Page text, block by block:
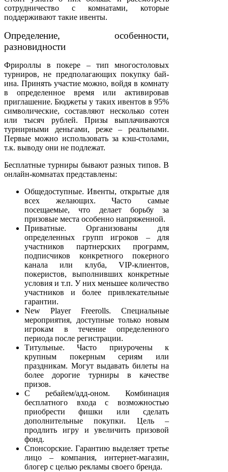
сотрудничество с комнатами, которые
поддерживают такие ивенты.
Определение, особенности,
разновидности
Фрироллы в покере – тип многостоловых
турниров, не предполагающих покупку бай-
ина. Принять участие можно, войдя в комнату
в определенное время или активировав
приглашение. Бюджеты у таких ивентов в 95%
символические, составляют несколько сотен
или тысяч рублей. Призы выплачиваются
турнирными деньгами, реже – реальными.
Первые можно использовать за кэш-столами,
т.к. выводу они не подлежат.
Бесплатные турниры бывают разных типов. В
онлайн-комнатах представлены:
Общедоступные. Ивенты, открытые для
всех желающих. Часто самые
посещаемые, что делает борьбу за
призовые места особенно напряженной.
Приватные. Организованы для
определенных групп игроков – для
участников партнерских программ,
подписчиков конкретного покерного
канала или клуба, VIP-клиентов,
покеристов, выполнивших конкретные
условия и т.п. У них меньшее количество
участников и более привлекательные
гарантии.
New Player Freerolls. Специальные
мероприятия, доступные только новым
игрокам в течение определенного
периода после регистрации.
Титульные. Часто приурочены к
крупным покерным сериям или
праздникам. Могут выдавать билеты на
более дорогие турниры в качестве
призов.
С ребайем/адд-оном. Комбинация
бесплатного входа с возможностью
приобрести фишки или сделать
дополнительные покупки. Цель –
продлить игру и увеличить призовой
фонд.
Спонсорские. Гарантию выделяет третье
лицо – компания, интернет-магазин,
блогер с целью рекламы своего бренда.